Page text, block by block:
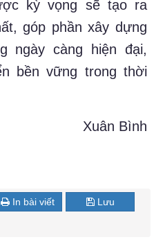
kỳ vọng sẽ tạo ra
góp phần xây dựng
ngày càng hiện đại,
bền vững trong thời
Xuân Bình
In bài viết
Lưu